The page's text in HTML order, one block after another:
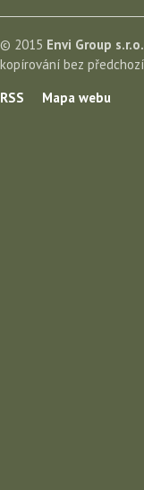
© 2015 Envi Group s.r.o.
kopírování bez
RSS
Mapa webu